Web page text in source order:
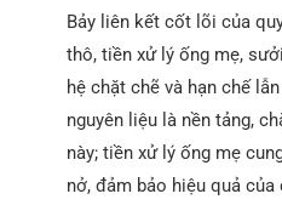
Bảy liên kết cốt lõi của
thô, tiền xử lý ống mẹ,
hệ chặt chẽ và hạn chế
nguyên liệu là nền tảng,
này; tiền xử lý ống mẹ
nở, đảm bảo hiệu quả